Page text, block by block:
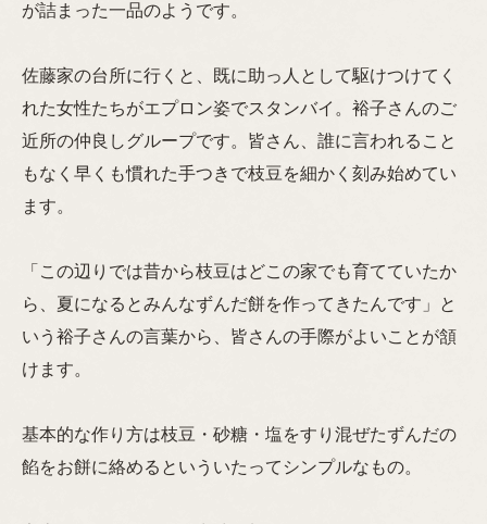
が詰まった一品のようです。
佐藤家の台所に行くと、既に助っ人として駆けつけてく
れた女性たちがエプロン姿でスタンバイ。裕子さんのご
近所の仲良しグループです。皆さん、誰に言われること
もなく早くも慣れた手つきで枝豆を細かく刻み始めてい
ます。
「この辺りでは昔から枝豆はどこの家でも育てていたか
ら、夏になるとみんなずんだ餅を作ってきたんです」と
いう裕子さんの言葉から、皆さんの手際がよいことが頷
けます。
基本的な作り方は枝豆・砂糖・塩をすり混ぜたずんだの
餡をお餅に絡めるといういたってシンプルなもの。